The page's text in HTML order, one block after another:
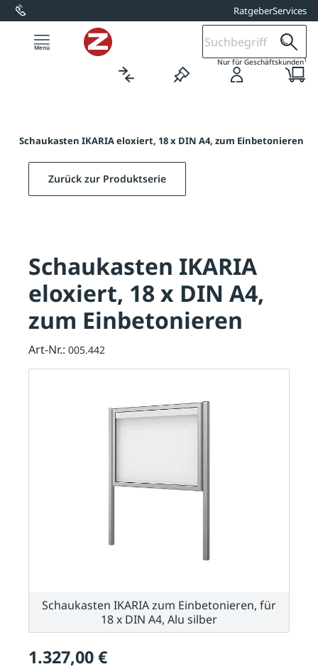
springen RatgeberServices
Nur für Geschäftskunden1
Schaukasten IKARIA eloxiert, 18 x DIN A4, zum Einbetonieren
1.327,00 €
Zurück zur Produktserie
Schaukasten IKARIA
eloxiert, 18 x DIN A4,
zum Einbetonieren
Art-Nr.: 005.442
Schaukasten IKARIA zum Einbetonieren, für
18 x DIN A4, Alu silber